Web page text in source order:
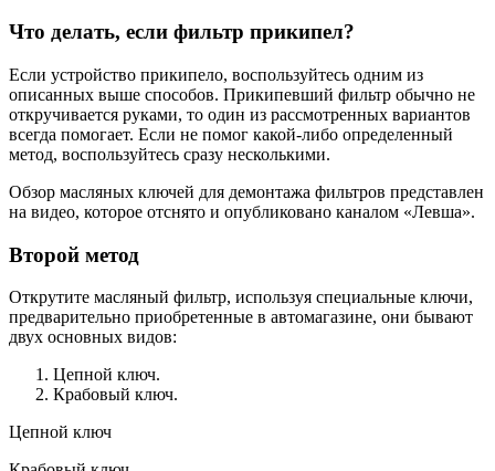
Что делать, если фильтр прикипел?
Если устройство прикипело, воспользуйтесь одним из
описанных выше способов. Прикипевший фильтр обычно не
откручивается руками, то один из рассмотренных вариантов
всегда помогает. Если не помог какой-либо определенный
метод, воспользуйтесь сразу несколькими.
Обзор масляных ключей для демонтажа фильтров представлен
на видео, которое отснято и опубликовано каналом «Левша».
Второй метод
Открутите масляный фильтр, используя специальные ключи,
предварительно приобретенные в автомагазине, они бывают
двух основных видов:
Цепной ключ.
Крабовый ключ.
Цепной ключ